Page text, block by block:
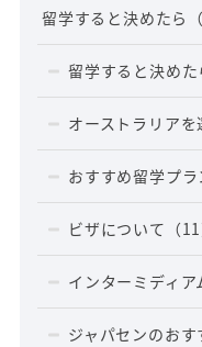
留学すると決めたら
留学すると決め
オーストラリアを
おすすめ留学プラ
ビザについて （11
インターミディ
ジャパセンのおす